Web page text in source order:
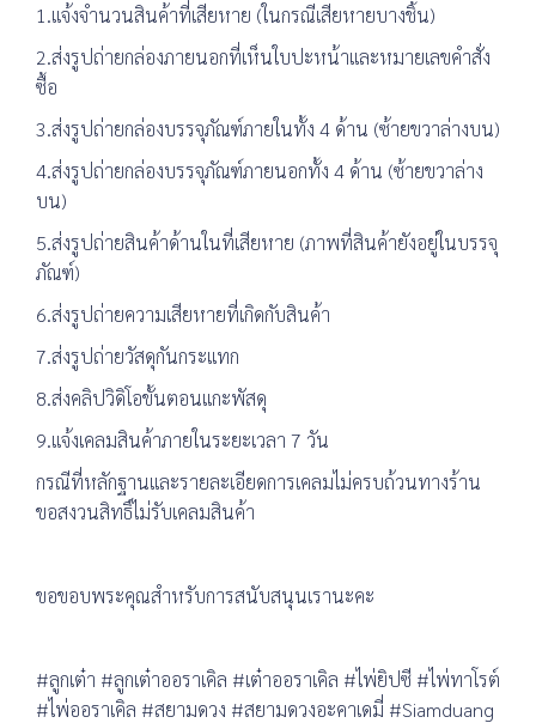
1.แจ้งจำนวนสินค้าที่เสียหาย (ในกรณีเสียหายบางชิ้น)
2.ส่งรูปถ่ายกล่องภายนอกที่เห็นใบปะหน้าและหมายเลขคำสั่ง
ซื้อ
3.ส่งรูปถ่ายกล่องบรรจุภัณฑ์ภายในทั้ง 4 ด้าน (ซ้ายขวาล่างบน)
4.ส่งรูปถ่ายกล่องบรรจุภัณฑ์ภายนอกทั้ง 4 ด้าน (ซ้ายขวาล่าง
บน)
5.ส่งรูปถ่ายสินค้าด้านในที่เสียหาย (ภาพที่สินค้ายังอยู่ในบรรจุ
ภัณฑ์)
6.ส่งรูปถ่ายความเสียหายที่เกิดกับสินค้า
7.ส่งรูปถ่ายวัสดุกันกระแทก
8.ส่งคลิปวิดิโอขั้นตอนแกะพัสดุ
9.แจ้งเคลมสินค้าภายในระยะเวลา 7 วัน
กรณีที่หลักฐานและรายละเอียดการเคลมไม่ครบถ้วนทางร้าน
ขอสงวนสิทธิ์ไม่รับเคลมสินค้า
ขอขอบพระคุณสำหรับการสนับสนุนเรานะคะ
#ลูกเต๋า #ลูกเต๋าออราเคิล #เต๋าออราเคิล #ไพ่ยิปซี #ไพ่ทาโรต์
#ไพ่ออราเคิล #สยามดวง #สยามดวงอะคาเดมี่ #Siamduang